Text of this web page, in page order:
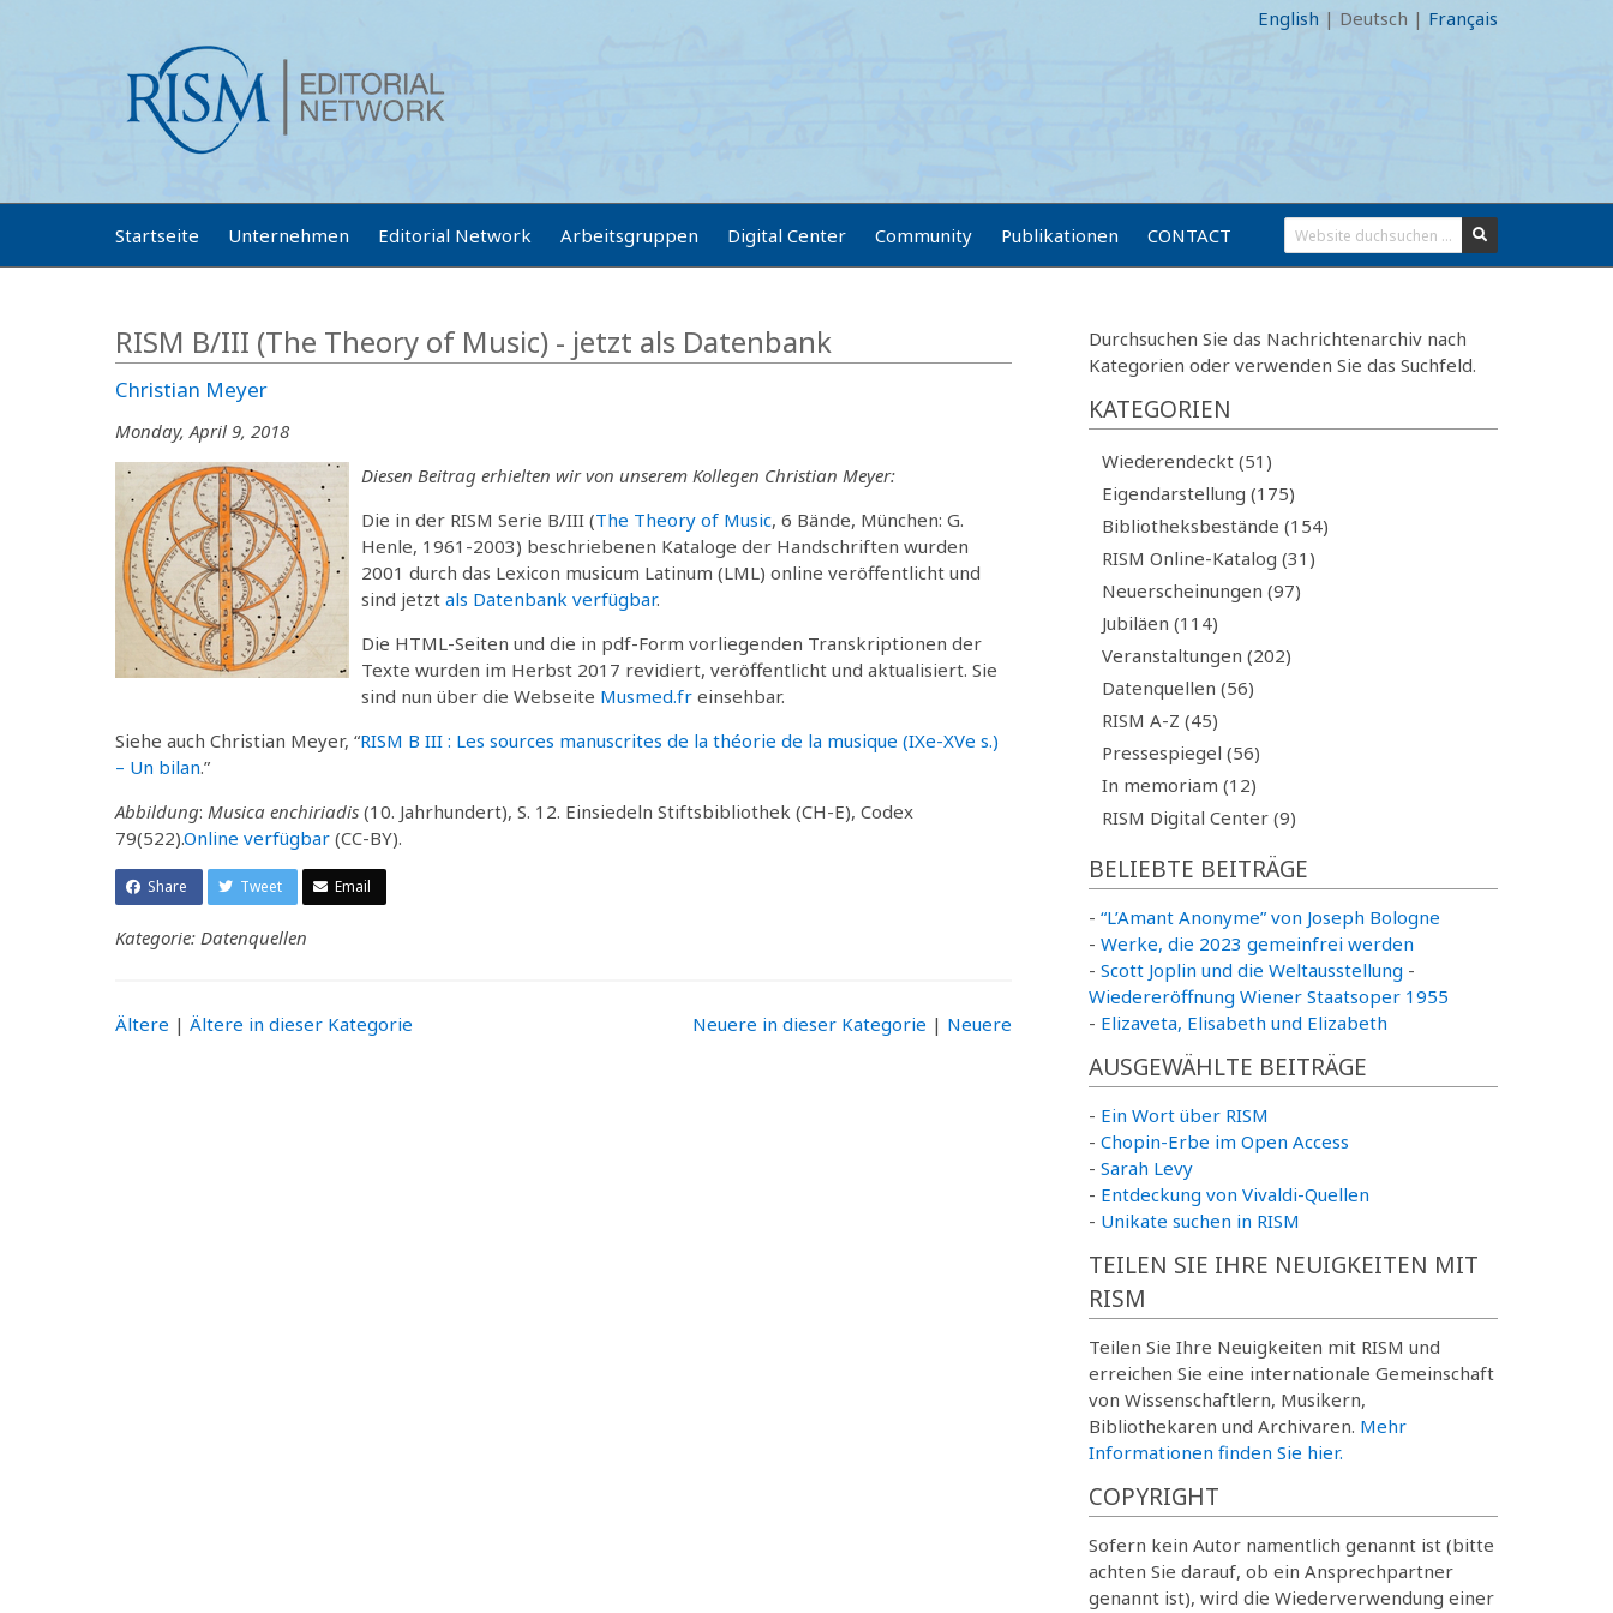
English | Deutsch | Français
Startseite Unternehmen Editorial Network Arbeitsgruppen Digital Center Community Publikationen CONTACT
RISM B/III (The Theory of Music) - jetzt als Datenbank
Christian Meyer
Monday, April 9, 2018
Diesen Beitrag erhielten wir von unserem Kollegen Christian Meyer:
Die in der RISM Serie B/III (The Theory of Music, 6 Bände, München: G.
Henle, 1961-2003) beschriebenen Kataloge der Handschriften wurden
2001 durch das Lexicon musicum Latinum (LML) online veröffentlicht und
sind jetzt als Datenbank verfügbar.
Die HTML-Seiten und die in pdf-Form vorliegenden Transkriptionen der
Texte wurden im Herbst 2017 revidiert, veröffentlicht und aktualisiert. Sie
sind nun über die Webseite Musmed.fr einsehbar.
Siehe auch Christian Meyer, “RISM B III : Les sources manuscrites de la théorie de la musique (IXe-XVe s.)
– Un bilan.”
Abbildung: Musica enchiriadis (10. Jahrhundert), S. 12. Einsiedeln Stiftsbibliothek (CH-E), Codex
79(522).Online verfügbar (CC-BY).
Share Tweet Email
Kategorie: Datenquellen
Ältere | Ältere in dieser Kategorie Neuere in dieser Kategorie | Neuere
Durchsuchen Sie das Nachrichtenarchiv nach
Kategorien oder verwenden Sie das Suchfeld.
KATEGORIEN
Wiederendeckt (51)
Eigendarstellung (175)
Bibliotheksbestände (154)
RISM Online-Katalog (31)
Neuerscheinungen (97)
Jubiläen (114)
Veranstaltungen (202)
Datenquellen (56)
RISM A-Z (45)
Pressespiegel (56)
In memoriam (12)
RISM Digital Center (9)
BELIEBTE BEITRÄGE
- “L’Amant Anonyme” von Joseph Bologne
- Werke, die 2023 gemeinfrei werden
- Scott Joplin und die Weltausstellung -
Wiedereröffnung Wiener Staatsoper 1955
- Elizaveta, Elisabeth und Elizabeth
AUSGEWÄHLTE BEITRÄGE
- Ein Wort über RISM
- Chopin-Erbe im Open Access
- Sarah Levy
- Entdeckung von Vivaldi-Quellen
- Unikate suchen in RISM
TEILEN SIE IHRE NEUIGKEITEN MIT
RISM
Teilen Sie Ihre Neuigkeiten mit RISM und
erreichen Sie eine internationale Gemeinschaft
von Wissenschaftlern, Musikern,
Bibliothekaren und Archivaren. Mehr
Informationen finden Sie hier.
COPYRIGHT
Sofern kein Autor namentlich genannt ist (bitte
achten Sie darauf, ob ein Ansprechpartner
genannt ist), wird die Wiederverwendung einer